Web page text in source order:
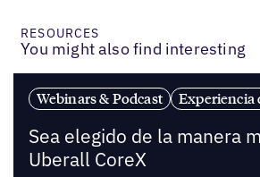
RESOURCES
You might also find interesting
Webinars & Podcast Experiencia
Sea elegido de la manera
Uberall CoreX